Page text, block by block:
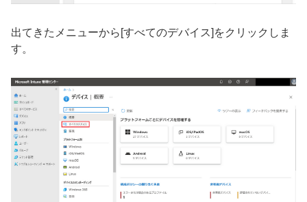
出てきたメニューから[すべてのデバイス]をクリックしま
す。